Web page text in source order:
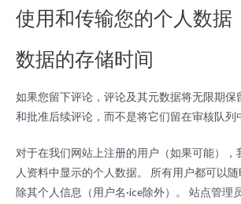
使用和传输您的个人数据
数据的存储时间
如果您留下评论，评论及其元数据将无限期保
和批准后续评论，而不是将它们留在审核队列
对于在我们网站上注册的用户（如果可能），
人资料中显示的个人数据。 所有用户都可以
除其个人信息（用户名·ice除外）。 站点管理